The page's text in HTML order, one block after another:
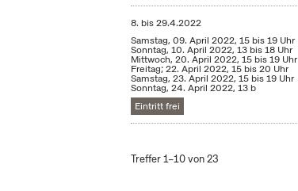
8. bis29.4.2022
Samstag, 09. April 2022, 15 bis 19 Uhr
Sonntag, 10. April 2022, 13 bis 18 Uhr
Mittwoch, 20. April 2022, 15 bis 19 Uhr
Freitag; 22. April 2022, 15 bis 20 Uhr
Samstag, 23. April 2022, 15 bis 19 Uhr
Sonntag, 24. April 2022, 13 b
Eintritt frei
Treffer 1–10 von 23